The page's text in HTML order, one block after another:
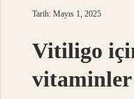
Tarih: Mayıs 1, 2025
Vitiligo
vitaminler